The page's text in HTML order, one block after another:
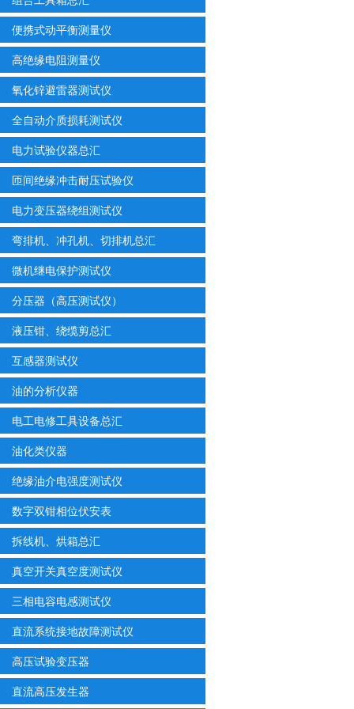
便携式动平衡测量仪
高绝缘电阻测量仪
氧化锌避雷器测试仪
全自动介质损耗测试仪
电力试验仪器总汇
匝间绝缘冲击耐压试验仪
电力变压器绕组测试仪
弯排机、冲孔机、切排机总汇
微机继电保护测试仪
分压器（高压测试仪）
液压钳、绕缆剪总汇
互感器测试仪
油的分析仪器
电工电修工具设备总汇
油化类仪器
绝缘油介电强度测试仪
数字双钳相位伏安表
拆线机、烘箱总汇
真空开关真空度测试仪
三相电容电感测试仪
直流系统接地故障测试仪
高压试验变压器
直流高压发生器